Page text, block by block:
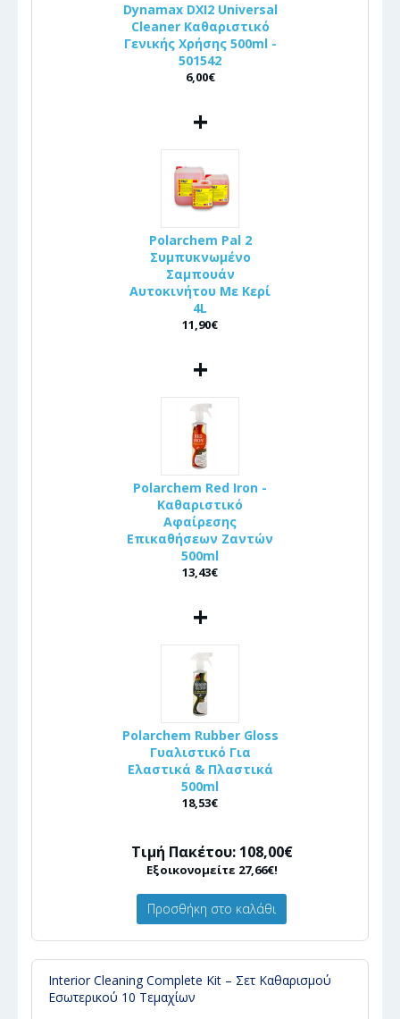
Dynamax DXI2 Universal
Cleaner Καθαριστικό
Γενικής Χρήσης 500ml -
501542
6,00€
+
Polarchem Pal 2
Συμπυκνωμένο
Σαμπουάν
Αυτοκινήτου Με Κερί
4L
11,90€
+
Polarchem Red Iron -
Καθαριστικό
Αφαίρεσης
Επικαθήσεων Ζαντών
500ml
13,43€
+
Polarchem Rubber Gloss
Γυαλιστικό Για
Ελαστικά & Πλαστικά
500ml
18,53€
Τιμή Πακέτου: 108,00€
Εξοικονομείτε 27,66€!
Προσθήκη στο καλάθι
Interior Cleaning Complete Kit – Σετ Καθαρισμού
Εσωτερικού 10 Τεμαχίων